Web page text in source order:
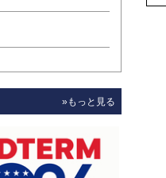
»もっと見る